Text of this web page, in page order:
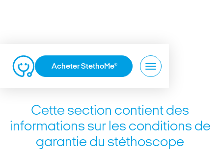
Acheter StethoMe®
Cette section contient des
informations sur les conditions de
garantie du stéthoscope